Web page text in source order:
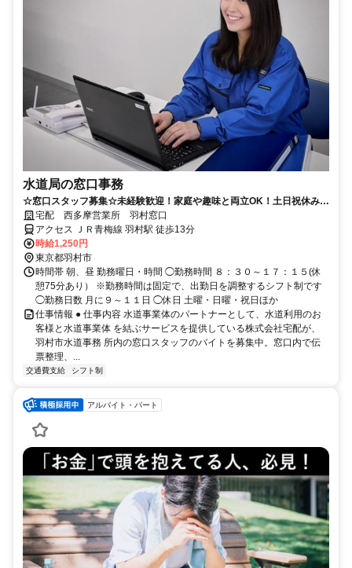
水道局の窓口事務
☆窓口スタッフ募集☆未経験歓迎！家庭や趣味と両立OK！土日祝休み、
月に9～11日間のお仕事！
宅配 西多摩営業所 羽村窓口
アクセス ＪＲ青梅線 羽村駅 徒歩13分
時給1,250円
東京都羽村市
時間帯 朝、昼 勤務曜日・時間 ◯勤務時間 ８：３０～１７：１５(休
憩75分あり） ※勤務時間は固定で、出勤日を調整するシフト制です
◯勤務日数 月に９～１１日 ◯休日 土曜・日曜・祝日ほか
仕事情報 ● 仕事内容 水道事業体のパートナーとして、水道利用のお
客様と水道事業体 を結ぶサービスを提供している株式会社宅配が、
羽村市水道事務 所内の窓口スタッフのバイトを募集中。窓口内で伝
票整理、...
交通費支給 シフト制
アルバイト・パート